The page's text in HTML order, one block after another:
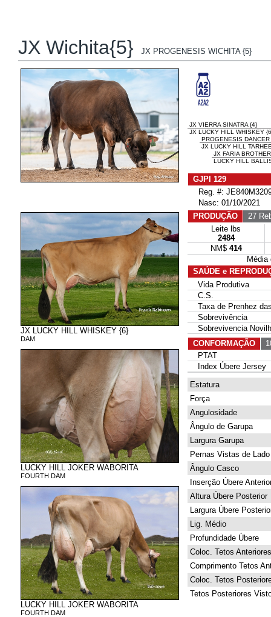
JX Wichita{5} JX PROGENESIS WICHITA {5}
JX LUCKY HILL WHISKEY {6}
DAM
LUCKY HILL JOKER WABORITA
FOURTH DAM
LUCKY HILL JOKER WABORITA
FOURTH DAM
JX VIERRA SINATRA {4}
JX LUCKY HILL WHISKEY
PROGENESIS DANCER
JX LUCKY HILL
JX FARIA
LUCKY HILL
GJPI 129
Reg. #:
Nasc: 01/10/2021
PRODUÇÃO
27
Leite lbs
2484
NM$ 414
SAÚDE e
Vida Produtiva
C.S.
Taxa de Prenhez
Sobrevivência
Sobrevivencia
CONFORMAÇÃO
PTAT
Index Úbere Jersey
Estatura
Força
Angulosidade
Ângulo de Garupa
Largura Garupa
Pernas Vistas de Lado
Ângulo Casco
Inserção Úbere
Altura Úbere Posterior
Largura Úbere
Lig. Médio
Profundidade Úbere
Coloc. Tetos Anteriores
Comprimento Tetos
Coloc. Tetos
Tetos Posteriores